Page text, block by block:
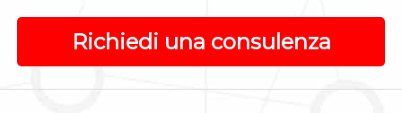
Richiedi una consulenza